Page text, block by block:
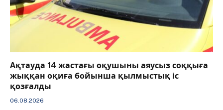
Ақтауда 14 жастағы оқушыны аяусыз соққыға
жыққан оқиға бойынша қылмыстық іс
қозғалды
06.08.2026